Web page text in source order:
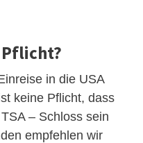
Pflicht?
in die USA
keine Pflicht, dass
– Schloss sein
empfehlen wir